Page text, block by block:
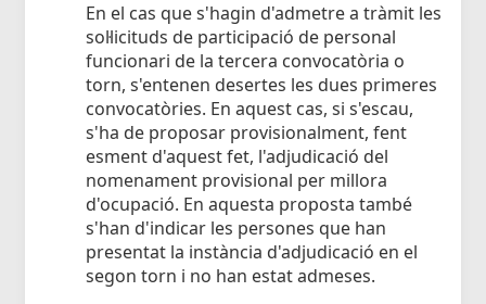
En el cas que s'hagin d'admetre a tràmit les
sol·licituds de participació de personal
funcionari de la tercera convocatòria o
torn, s'entenen desertes les dues primeres
convocatòries. En aquest cas, si s'escau,
s'ha de proposar provisionalment, fent
esment d'aquest fet, l'adjudicació del
nomenament provisional per millora
d'ocupació. En aquesta proposta també
s'han d'indicar les persones que han
presentat la instància d'adjudicació en el
segon torn i no han estat admeses.